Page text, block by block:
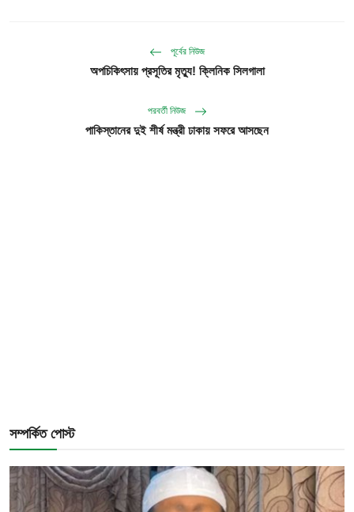
পূর্বের নিউজ
অপচিকিৎসায় প্রসূতির মৃত্যু! ক্লিনিক সিলগালা
পরবর্তী নিউজ
পাকিস্তানের দুই শীর্ষ মন্ত্রী ঢাকায় সফরে আসছেন
সম্পর্কিত পোস্ট